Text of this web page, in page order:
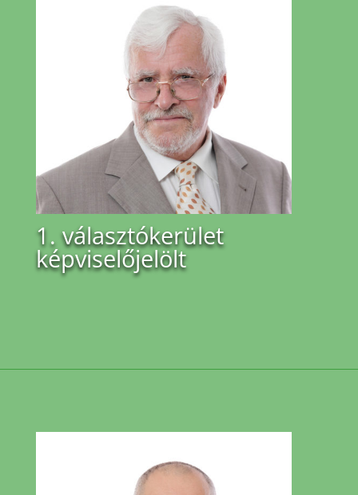
1. választókerület
képviselőjelölt